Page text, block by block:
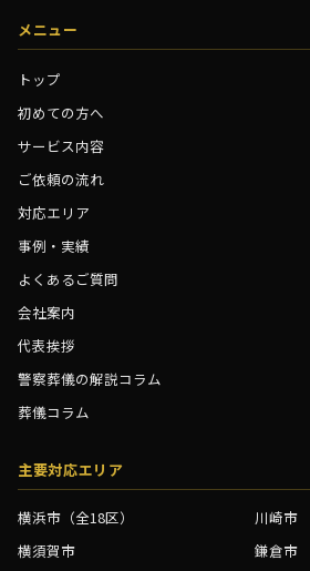
メニュー
トップ
初めての方へ
サービス内容
ご依頼の流れ
対応エリア
事例・実績
よくあるご質問
会社案内
代表挨拶
警察葬儀の解説コラム
葬儀コラム
主要対応エリア
横浜市（全18区）
川崎市
横須賀市
鎌倉市